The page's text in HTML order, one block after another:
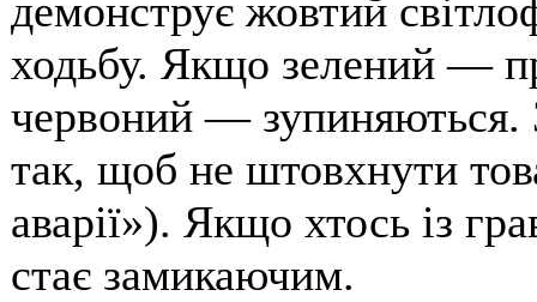
демонструє жовтий
ходьбу. Якщо зелений —
червоний — зупиняються.
так, щоб не штовхнути
аварії»). Якщо хтось із
стає замикаючим.